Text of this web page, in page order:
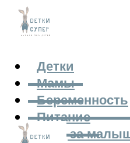
Детки
Мамы
Беременность
Питание
Уход за